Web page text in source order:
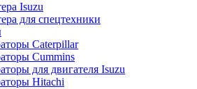
Isuzu
для спецтехники
Caterpillar
Cummins
для двигателя Isuzu
Hitachi